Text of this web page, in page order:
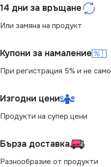
СВЕТЛИНЕН ПОТОК
(LM)
СТЕПЕН НА ЗАЩИТА
МОЩНОСТ (W) 48
НАПРЕЖЕНИЕ (V)
14 дни за връщане
Или замяна на продукт
Купони за намаление
При регистрация 5% и не само
Изгодни цени
Продукти на супер цени
Бърза доставка
Разнообразие от продукти